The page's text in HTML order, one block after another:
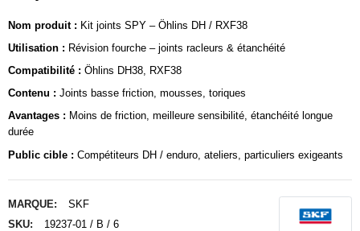
Nom produit : Kit joints SPY – Öhlins DH / RXF38
Utilisation : Révision fourche – joints racleurs & étanchéité
Compatibilité : Öhlins DH38, RXF38
Contenu : Joints basse friction, mousses, toriques
Avantages : Moins de friction, meilleure sensibilité, étanchéité longue
durée
Public cible : Compétiteurs DH / enduro, ateliers, particuliers exigeants
MARQUE:
SKF
SKU:
19237-01 / B / 6